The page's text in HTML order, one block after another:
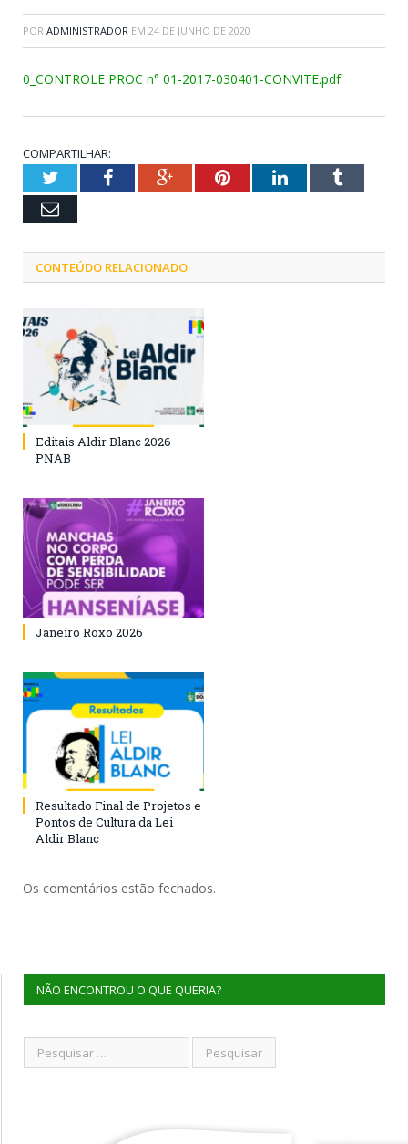
POR ADMINISTRADOR EM 24 DE JUNHO DE 2020
0_CONTROLE PROC n° 01-2017-030401-CONVITE.pdf
COMPARTILHAR:
TwitterFacebookGoogle+PinterestLinkedInTumblr
Email
CONTEÚDO RELACIONADO
Editais Aldir Blanc 2026 –
PNAB
Janeiro Roxo 2026
Resultado Final de Projetos e
Pontos de Cultura da Lei
Aldir Blanc
Os comentários estão fechados.
NÃO ENCONTROU O QUE QUERIA?